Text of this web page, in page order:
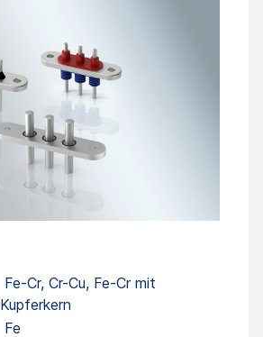
Fe-Cr, Cr-Cu, Fe-Cr mit
Kupferkern
Fe